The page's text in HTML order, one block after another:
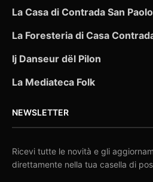
La Casa di Contrada San Paolo
La Foresteria di Casa
Ij Danseur dël Pilon
La Mediateca Folk
NEWSLETTER
Ricevi tutte le novità e gli
direttamente nella tua casella di